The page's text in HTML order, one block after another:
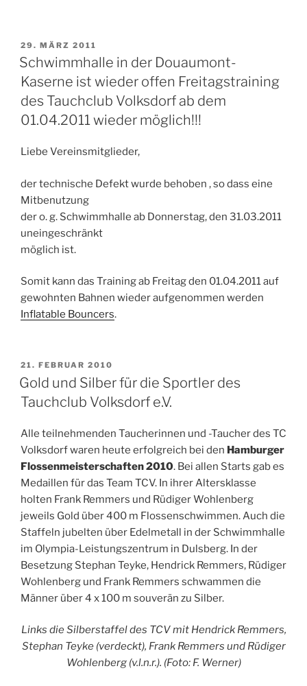
VERÖFFENTLICHT
AM
29. MÄRZ 2011
Schwimmhalle in der Douaumont-
Kaserne ist wieder offen Freitagstraining
des Tauchclub Volksdorf ab dem
01.04.2011 wieder möglich!!!
Liebe Vereinsmitglieder,
der technische Defekt wurde behoben , so dass eine
Mitbenutzung
der o. g. Schwimmhalle ab Donnerstag, den 31.03.2011
uneingeschränkt
möglich ist.
Somit kann das Training ab Freitag den 01.04.2011 auf
gewohnten Bahnen wieder aufgenommen werden
Inflatable Bouncers.
VERÖFFENTLICHT
AM
21. FEBRUAR 2010
Gold und Silber für die Sportler des
Tauchclub Volksdorf e.V.
Alle teilnehmenden Taucherinnen und -Taucher des TC
Volksdorf waren heute erfolgreich bei den Hamburger
Flossenmeisterschaften 2010. Bei allen Starts gab es
Medaillen für das Team TCV. In ihrer Altersklasse
holten Frank Remmers und Rüdiger Wohlenberg
jeweils Gold über 400 m Flossenschwimmen. Auch die
Staffeln jubelten über Edelmetall in der Schwimmhalle
im Olympia-Leistungszentrum in Dulsberg. In der
Besetzung Stephan Teyke, Hendrick Remmers, Rüdiger
Wohlenberg und Frank Remmers schwammen die
Männer über 4 x 100 m souverän zu Silber.
Links die Silberstaffel des TCV mit Hendrick Remmers,
Stephan Teyke (verdeckt), Frank Remmers und Rüdiger
Wohlenberg (v.l.n.r.). (Foto: F. Werner)